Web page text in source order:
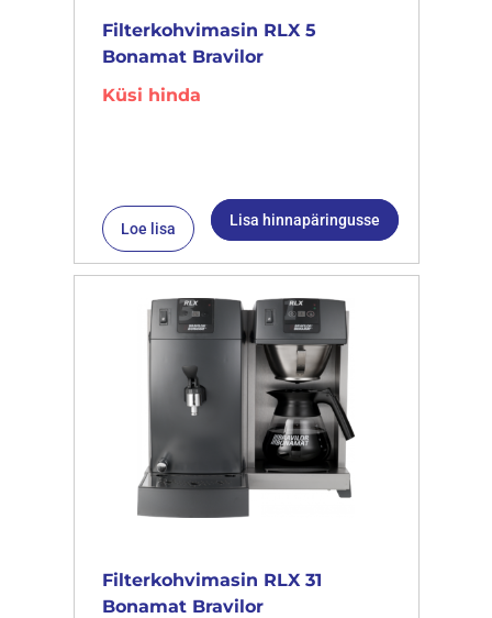
Filterkohvimasin RLX 5
Bonamat Bravilor
Küsi hinda
Loe lisa Lisa hinnapäringusse
Filterkohvimasin RLX 31
Bonamat Bravilor